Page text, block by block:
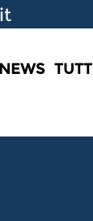
NEWS